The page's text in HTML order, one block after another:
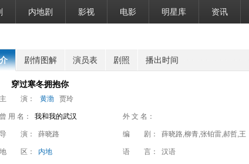
内地剧 影视 电影 明星库 资讯
剧情图解 演员表 剧照 播出时间
穿过寒冬拥抱你
主 演： 黄渤 贾玲
曾 用 名： 我和我的武汉 外 文 名：
导 演： 薛晓路 编 剧： 薛晓路,柳青,张铂雷,郝哲,王
越
地 区： 内地 语 言： 汉语